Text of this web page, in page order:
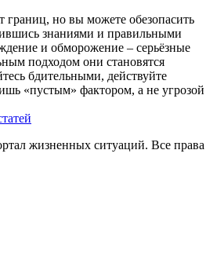
границ, но вы можете обезопасить
знаниями и правильными
и обморожение – серьёзные
подходом они становятся
бдительными, действуйте
«пустым» фактором, а не угрозой
жизненных ситуаций. Все права